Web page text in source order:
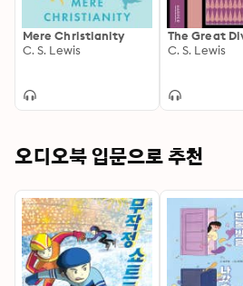
Mere Christianity
C. S. Lewis
The Great
C. S. Lewis
오디오북 입문으로 추천